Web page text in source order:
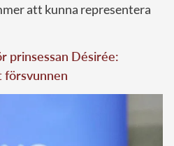
att kunna representera
prinsessan Désirée:
försvunnen